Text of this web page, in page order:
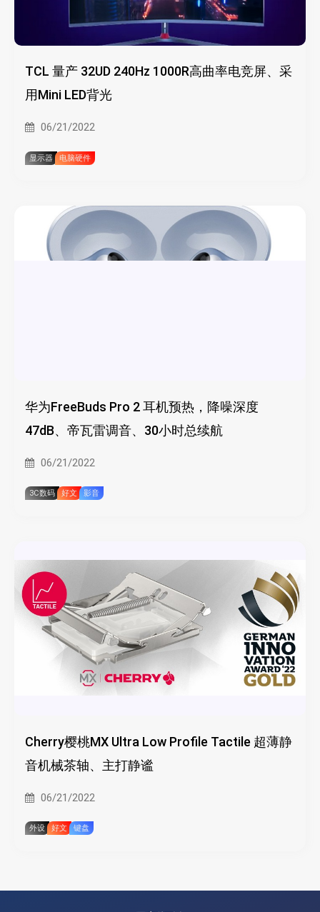
TCL 量产 32UD 240Hz 1000R高曲率电竞屏、采
用Mini LED背光
06/21/2022
显示器 电脑硬件
华为FreeBuds Pro 2 耳机预热，降噪深度
47dB、帝瓦雷调音、30小时总续航
06/21/2022
3C数码 好文 影音
Cherry樱桃MX Ultra Low Profile Tactile 超薄静
音机械茶轴、主打静谧
06/21/2022
外设 好文 键盘